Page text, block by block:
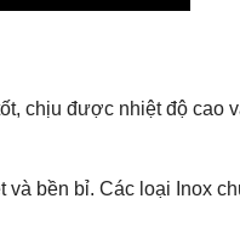
chịu được nhiệt độ cao
bền bỉ. Các loại Inox